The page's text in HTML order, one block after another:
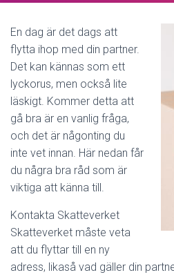
En dag är det dags att
flytta ihop med din partner.
Det kan kännas som ett
lyckorus, men också lite
läskigt. Kommer detta att
gå bra är en vanlig fråga,
och det är någonting du
inte vet innan. Här nedan får
du några bra råd som är
viktiga att känna till.
Kontakta Skatteverket
Skatteverket måste veta
att du flyttar till en ny
adress, likaså vad gäller din